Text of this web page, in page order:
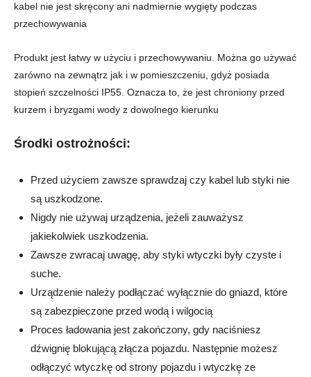
kabel nie jest skręcony ani nadmiernie wygięty podczas
przechowywania
Produkt jest łatwy w użyciu i przechowywaniu. Można go używać
zarówno na zewnątrz jak i w pomieszczeniu, gdyż posiada
stopień szczelności IP55. Oznacza to, że jest chroniony przed
kurzem i bryzgami wody z dowolnego kierunku
Środki ostrożności:
Przed użyciem zawsze sprawdzaj czy kabel lub styki nie
są uszkodzone.
Nigdy nie używaj urządzenia, jeżeli zauważysz
jakiekolwiek uszkodzenia.
Zawsze zwracaj uwagę, aby styki wtyczki były czyste i
suche.
Urządzenie należy podłączać wyłącznie do gniazd, które
są zabezpieczone przed wodą i wilgocią
Proces ładowania jest zakończony, gdy naciśniesz
dźwignię blokującą złącza pojazdu. Następnie możesz
odłączyć wtyczkę od strony pojazdu i wtyczkę ze